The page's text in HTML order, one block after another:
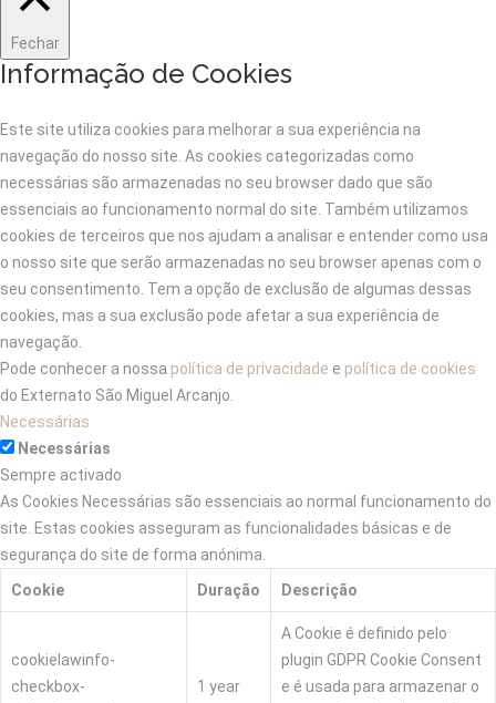
Fechar
Informação de Cookies
Este site utiliza cookies para melhorar a sua experiência na
navegação do nosso site. As cookies categorizadas como
necessárias são armazenadas no seu browser dado que são
essenciais ao funcionamento normal do site. Também utilizamos
cookies de terceiros que nos ajudam a analisar e entender como usa
o nosso site que serão armazenadas no seu browser apenas com o
seu consentimento. Tem a opção de exclusão de algumas dessas
cookies, mas a sua exclusão pode afetar a sua experiência de
navegação.
Pode conhecer a nossa política de privacidade e política de cookies
do Externato São Miguel Arcanjo.
Necessárias
Necessárias
Sempre activado
As Cookies Necessárias são essenciais ao normal funcionamento do
site. Estas cookies asseguram as funcionalidades básicas e de
segurança do site de forma anónima.
Cookie
Duração Descrição
cookielawinfo-
checkbox-
1 year
A Cookie é definido pelo
plugin GDPR Cookie Consent
e é usada para armazenar o